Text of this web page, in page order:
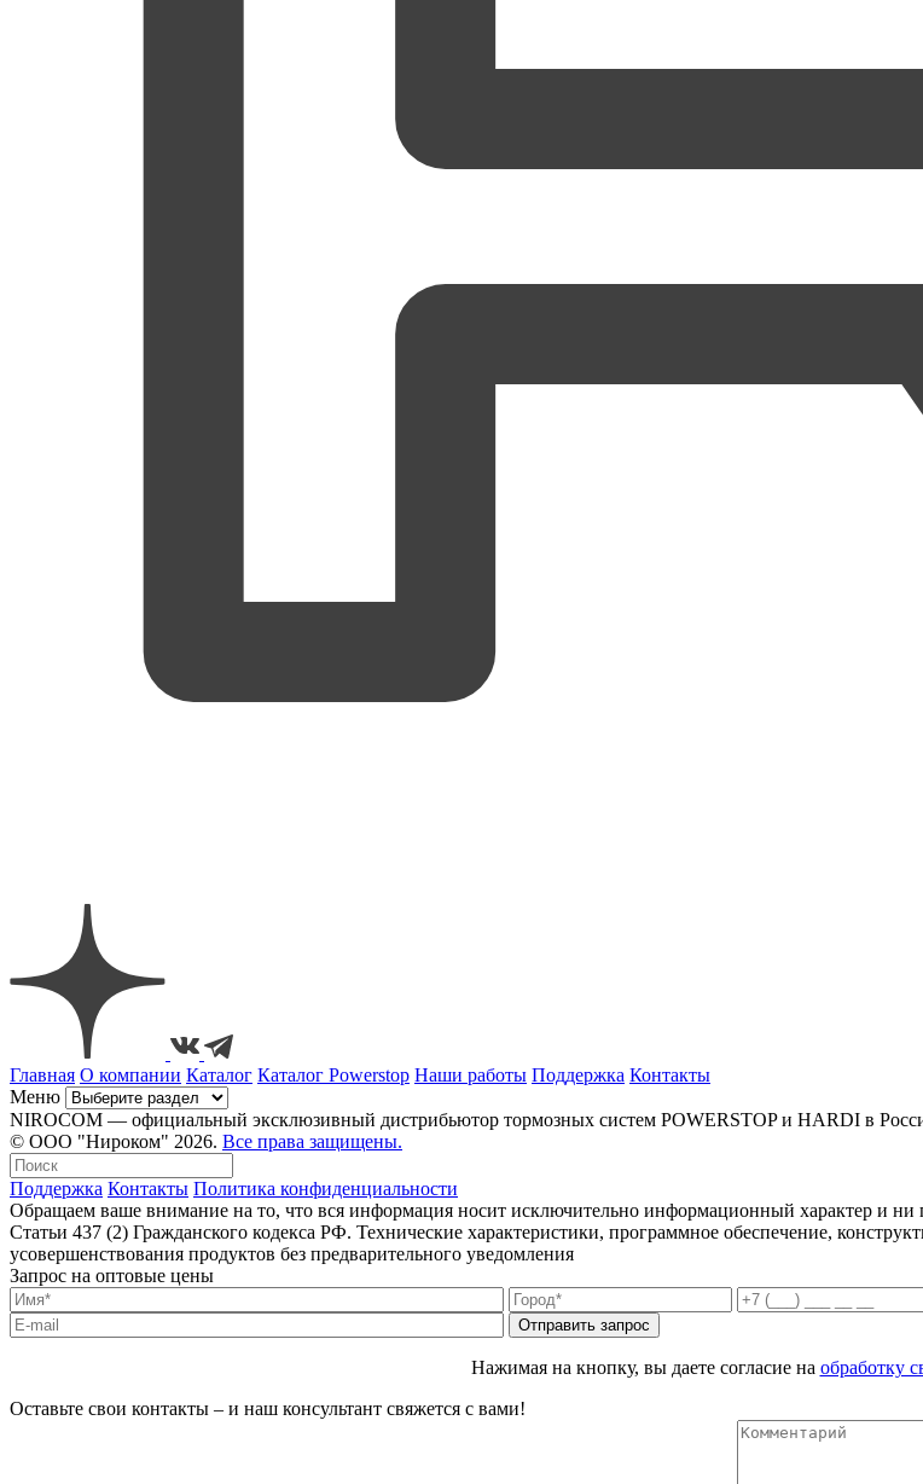
Главная О компании Каталог Каталог Powerstop Наши работы Поддержка Контакты
Меню
NIROCOM — официальный эксклюзивный дистрибьютор тормозных систем POWERSTOP и HARDI в
© ООО "Нироком" 2026. Все права защищены.
Поддержка Контакты Политика конфиденциальности
Обращаем ваше внимание на то, что вся информация носит исключительно информационный характер и
Статьи 437 (2) Гражданского кодекса РФ. Технические характеристики, программное обеспечение,
усовершенствования продуктов без предварительного уведомления
Запрос на оптовые цены
Нажимая на кнопку, вы даете согласие на обработку
Оставьте свои контакты – и наш консультант свяжется с вами!